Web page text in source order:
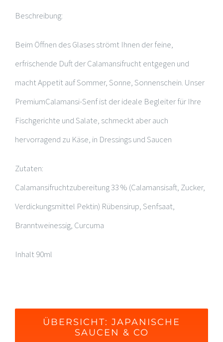
Beschreibung:
Beim Öffnen des Glases strömt Ihnen der feine,
erfrischende Duft der Calamansifrucht entgegen und
macht Appetit auf Sommer, Sonne, Sonnenschein. Unser
PremiumCalamansi-Senf ist der ideale Begleiter für Ihre
Fischgerichte und Salate, schmeckt aber auch
hervorragend zu Käse, in Dressings und Saucen
Zutaten:
Calamansifruchtzubereitung 33 % (Calamansisaft, Zucker,
Verdickungsmittel Pektin) Rübensirup, Senfsaat,
Branntweinessig, Curcuma
Inhalt 90ml
ÜBERSICHT: JAPANISCHE
SAUCEN & CO